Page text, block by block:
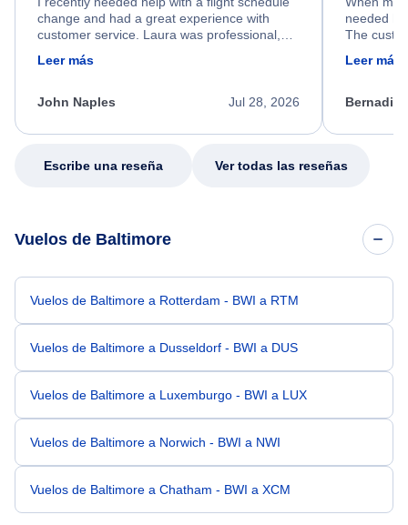
change and had a great experience with
customer service. Laura was professional,
friendly, and very helpful throughout the
process. She quickly found a solution and
appreciate her excellent service.
Leer más
Jul 28, 2026
John Naples
needed
The
calm,
my issue.
Leer más
Escribe una reseña Ver todas las reseñas
Vuelos de Baltimore
Vuelos de Baltimore a Rotterdam - BWI a RTM
Vuelos de Baltimore a Dusseldorf - BWI a DUS
Vuelos de Baltimore a Luxemburgo - BWI a LUX
Vuelos de Baltimore a Norwich - BWI a NWI
Vuelos de Baltimore a Chatham - BWI a XCM